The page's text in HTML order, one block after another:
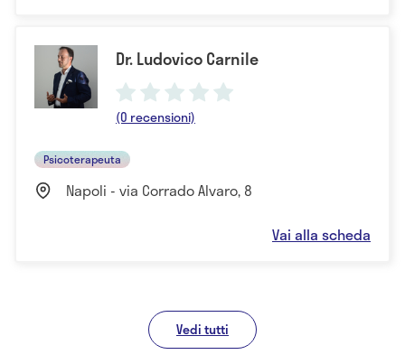
Dr. Ludovico Carnile
(0 recensioni)
Psicoterapeuta
Napoli - via Corrado Alvaro, 8
Vai alla scheda
Vedi tutti